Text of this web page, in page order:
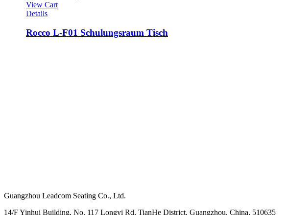
View Cart
Details
Rocco L-F01 Schulungsraum Tisch
Guangzhou Leadcom Seating Co., Ltd.
14/F Yinhui Building, No. 117 Longyi Rd, TianHe District, Guangzhou, China, 510635